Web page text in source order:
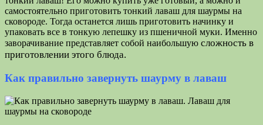
самостоятельно приготовить тонкий лаваш для шаурмы на
сковороде. Тогда останется лишь приготовить начинку и
упаковать все в тонкую лепешку из пшеничной муки. Именно
заворачивание представляет собой наибольшую сложность в
приготовлении этого блюда.
Как правильно завернуть шаурму в лаваш